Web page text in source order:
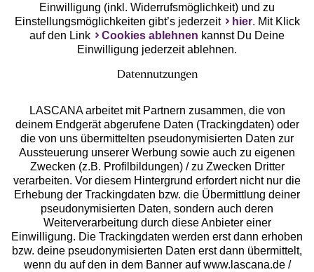
Services
Beratung
Über uns
Rechtliches
Einwilligung (inkl. Widerrufsmöglichkeit) und zu
Einstellungsmöglichkeiten gibt’s jederzeit
hier. Mit Klick
auf den Link
Cookies ablehnen kannst Du Deine
Einwilligung jederzeit ablehnen.
Datennutzungen
LASCANA arbeitet mit Partnern zusammen, die von
deinem Endgerät abgerufene Daten (Trackingdaten) oder
die von uns übermittelten pseudonymisierten Daten zur
Aussteuerung unserer Werbung sowie auch zu eigenen
Zwecken (z.B. Profilbildungen) / zu Zwecken Dritter
verarbeiten. Vor diesem Hintergrund erfordert nicht nur die
Erhebung der Trackingdaten bzw. die Übermittlung deiner
pseudonymisierten Daten, sondern auch deren
Weiterverarbeitung durch diese Anbieter einer
Einwilligung. Die Trackingdaten werden erst dann erhoben
bzw. deine pseudonymisierten Daten erst dann übermittelt,
wenn du auf den in dem Banner auf www.lascana.de /